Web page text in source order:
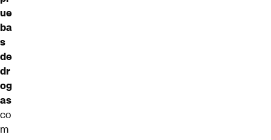
ue
ba
s
de
dr
og
as
co
m